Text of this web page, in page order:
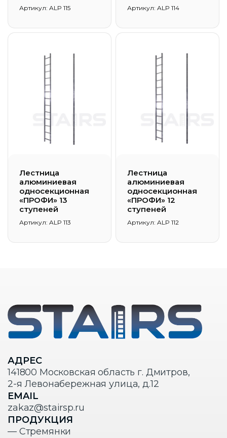
Артикул: ALP 115 Артикул: ALP 114
Лестница
алюминиевая
односекционная
«ПРОФИ» 13
ступеней
Артикул: ALP 113
Лестница
алюминиевая
односекционная
«ПРОФИ» 12
ступеней
Артикул: ALP 112
АДРЕС
141800 Московская область г. Дмитров,
2-я Левонабережная улица, д.12
EMAIL
zakaz@stairsp.ru
ПРОДУКЦИЯ
— Стремянки